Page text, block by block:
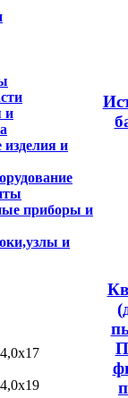
и
и
приборы и
и